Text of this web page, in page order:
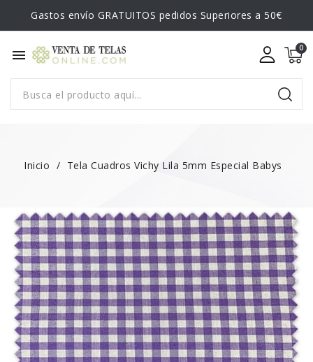
Gastos envío GRATUITOS pedidos Superiores a 50€
menu
Inicio Tela Cuadros Vichy Lila 5mm Especial Babys